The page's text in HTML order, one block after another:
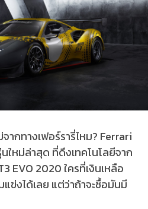
ากทางเฟอร์รารี่ไหม? Ferrari
หม่ล่าสุด ที่ดึงเทคโนโลยีจาก
EVO 2020 ใครที่เงินเหลือ
ข่งได้เลย แต่ว่าถ้าจะซื้อมันมี